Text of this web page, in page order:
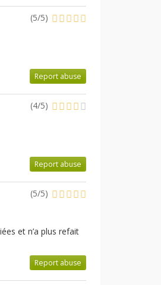
(5/5)
Report abuse
(4/5)
Report abuse
(5/5)
et n’a plus refait
Report abuse